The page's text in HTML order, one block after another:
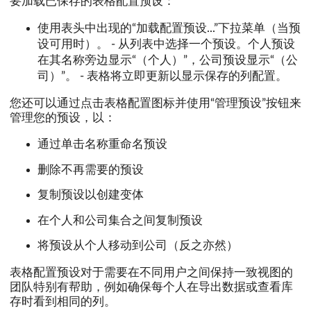
使用表头中出现的“加载配置预设...”下拉菜单（当预
设可用时）。 - 从列表中选择一个预设。个人预设
在其名称旁边显示“（个人）”，公司预设显示“（公
司）”。 - 表格将立即更新以显示保存的列配置。
您还可以通过点击表格配置图标并使用“管理预设”按钮来
管理您的预设，以：
通过单击名称重命名预设
删除不再需要的预设
复制预设以创建变体
在个人和公司集合之间复制预设
将预设从个人移动到公司（反之亦然）
表格配置预设对于需要在不同用户之间保持一致视图的
团队特别有帮助，例如确保每个人在导出数据或查看库
存时看到相同的列。